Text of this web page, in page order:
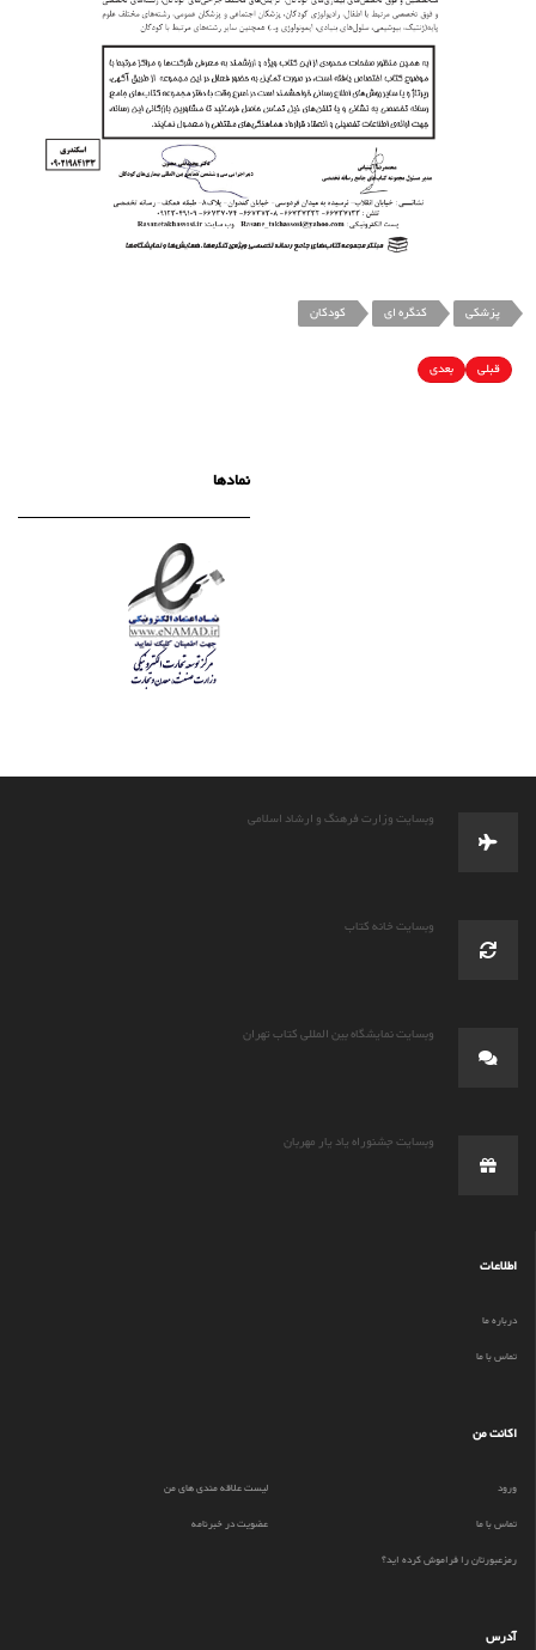
پزشکی کنگره ای کودکان
قبلی بعدی
نمادها
وبسایت وزارت فرهنگ و ارشاد اسلامی
وبسایت خانه کتاب
وبسایت نمایشگاه بین المللی کتاب تهران
وبسایت جشنوراه یاد یار مهربان
اطلاعات
درباره ما
تماس با ما
اکانت من
ورود
لیست علاقه مندی های من
تماس با ما
عضویت در خبرنامه
رمزعبورتان را فراموش کرده اید؟
آدرس